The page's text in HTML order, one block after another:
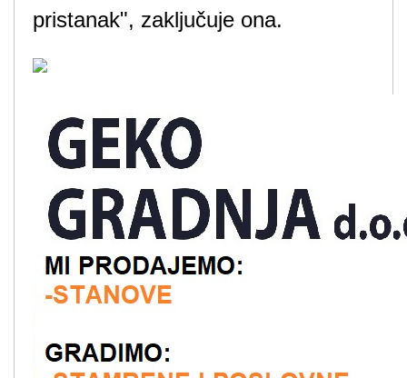
pristanak", zaključuje ona.